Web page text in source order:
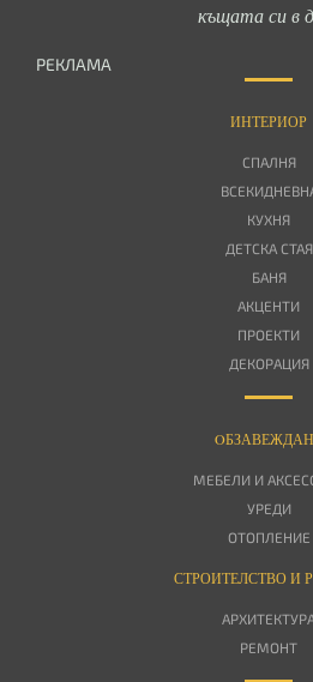
къщата си в
РЕКЛАМА
ИНТЕРИОР
СПАЛНЯ
КУХНЯ
ДЕТСКА СТАЯ
БАНЯ
АКЦЕНТИ
ПРОЕКТИ
ДЕКОРАЦИЯ
МЕБЕЛИ И
УРЕДИ
ОТОПЛЕНИЕ
СТРОИТЕЛСТВО И
РЕМОНТ